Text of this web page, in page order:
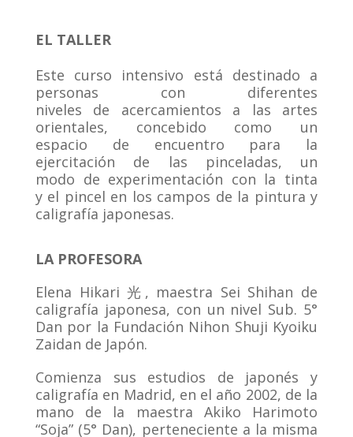
EL TALLER
Este curso intensivo está destinado a
personas con diferentes
niveles de acercamientos a las artes
orientales, concebido como un
espacio de encuentro para la
ejercitación de las pinceladas, un
modo de experimentación con la tinta
y el pincel en los campos de la pintura y
caligrafía japonesas.
LA PROFESORA
Elena Hikari 光, maestra Sei Shihan de
caligrafía japonesa, con un nivel Sub. 5°
Dan por la Fundación Nihon Shuji Kyoiku
Zaidan de Japón.
Comienza sus estudios de japonés y
caligrafía en Madrid, en el año 2002, de la
mano de la maestra Akiko Harimoto
“Soja” (5° Dan), perteneciente a la misma